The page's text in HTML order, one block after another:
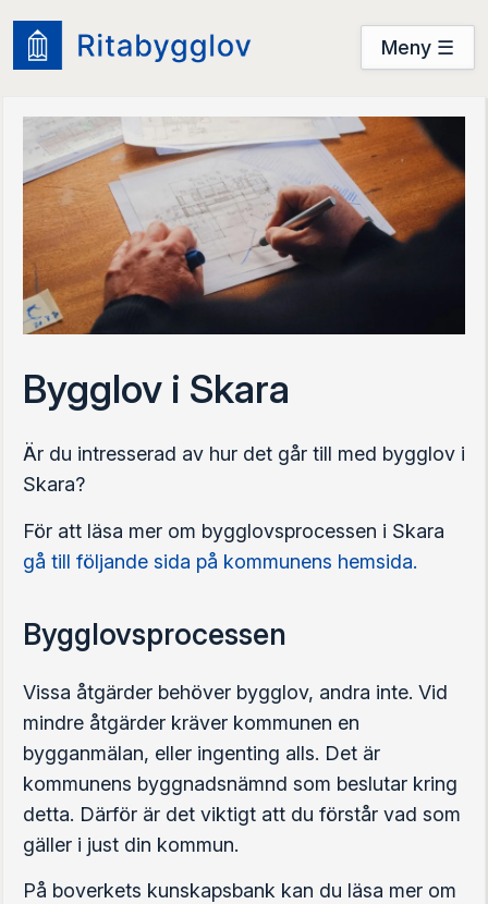
Meny ☰
Startsidan
Prova nu
Prova nu
Bygglov i Skara
Är du intresserad av hur det går till med bygglov i
Skara?
För att läsa mer om bygglovsprocessen i Skara
gå till följande sida på kommunens hemsida.
Bygglovsprocessen
Vissa åtgärder behöver bygglov, andra inte. Vid
mindre åtgärder kräver kommunen en
bygganmälan, eller ingenting alls. Det är
kommunens byggnadsnämnd som beslutar kring
detta. Därför är det viktigt att du förstår vad som
gäller i just din kommun.
På boverkets kunskapsbank kan du läsa mer om